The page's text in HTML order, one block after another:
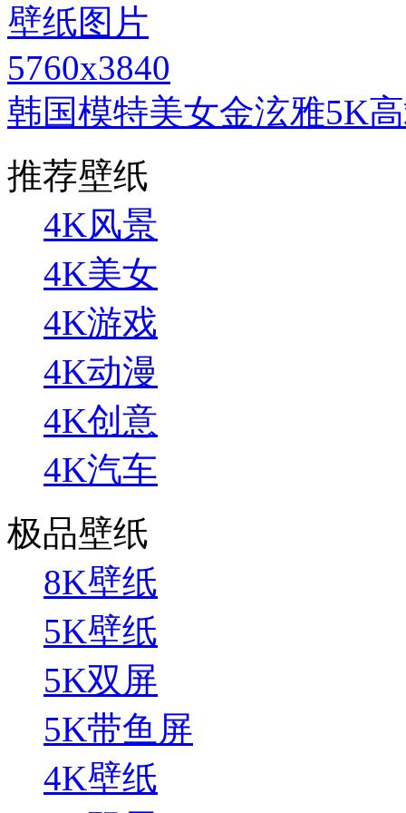
5760x3840
韩国模特美女金泫雅5K
推荐壁纸
4K风景
4K美女
4K游戏
4K动漫
4K创意
4K汽车
极品壁纸
8K壁纸
5K壁纸
5K双屏
5K带鱼屏
4K壁纸